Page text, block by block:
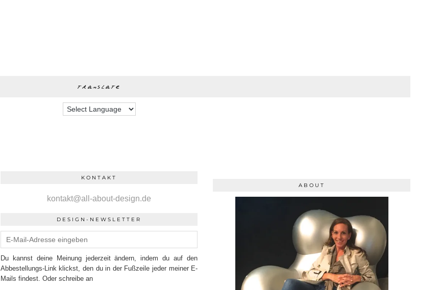
translate
KONTAKT
kontakt@all-about-design.de
DESIGN-NEWSLETTER
Du kannst deine Meinung jederzeit ändern, indem du auf den
Abbestellungs-Link klickst, den du in der Fußzeile jeder meiner E-
Mails findest. Oder schreibe an
ABOUT